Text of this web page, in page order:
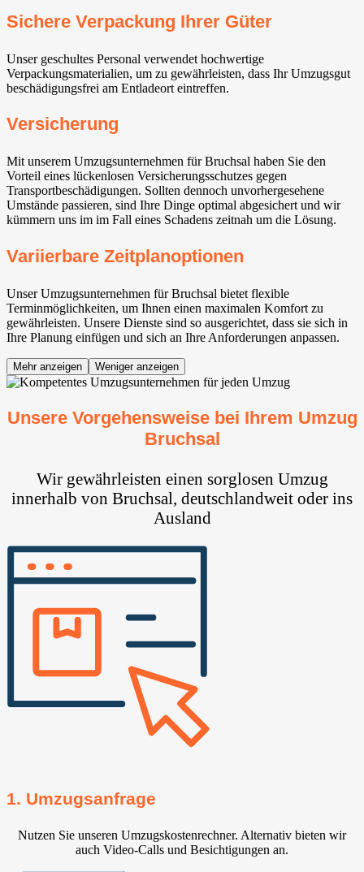
Sichere Verpackung Ihrer Güter
Unser geschultes Personal verwendet hochwertige
Verpackungsmaterialien, um zu gewährleisten, dass Ihr Umzugsgut
beschädigungsfrei am Entladeort eintreffen.
Versicherung
Mit unserem Umzugsunternehmen für Bruchsal haben Sie den
Vorteil eines lückenlosen Versicherungsschutzes gegen
Transportbeschädigungen. Sollten dennoch unvorhergesehene
Umstände passieren, sind Ihre Dinge optimal abgesichert und wir
kümmern uns im im Fall eines Schadens zeitnah um die Lösung.
Variierbare Zeitplanoptionen
Unser Umzugsunternehmen für Bruchsal bietet flexible
Terminmöglichkeiten, um Ihnen einen maximalen Komfort zu
gewährleisten. Unsere Dienste sind so ausgerichtet, dass sie sich in
Ihre Planung einfügen und sich an Ihre Anforderungen anpassen.
Mehr anzeigen Weniger anzeigen
Unsere Vorgehensweise bei Ihrem Umzug
Bruchsal
Wir gewährleisten einen sorglosen Umzug
innerhalb von Bruchsal, deutschlandweit oder ins
Ausland
1. Umzugsanfrage
Nutzen Sie unseren Umzugskostenrechner. Alternativ bieten wir
auch Video-Calls und Besichtigungen an.